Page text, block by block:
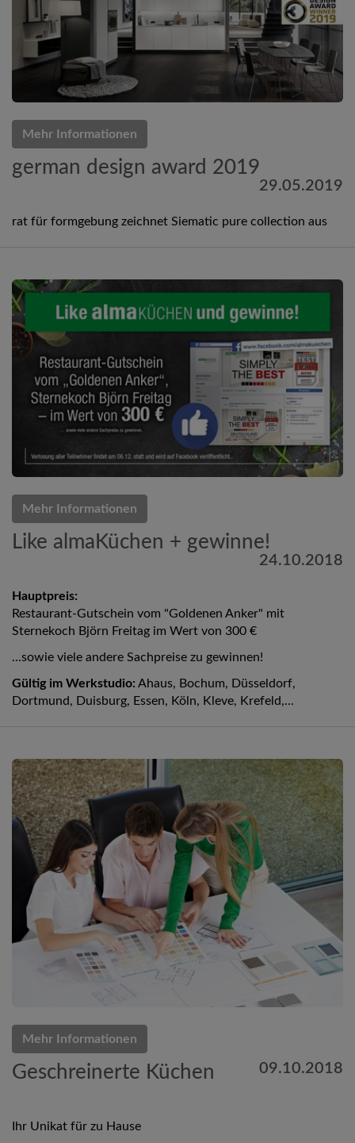
Mehr Informationen
german design award 2019
29.05.2019
rat für formgebung zeichnet Siematic pure collection aus
Mehr Informationen
Like almaKüchen + gewinne!
24.10.2018
Hauptpreis:
Restaurant-Gutschein vom "Goldenen Anker" mit
Sternekoch Björn Freitag im Wert von 300 €
...sowie viele andere Sachpreise zu gewinnen!
Gültig im Werkstudio: Ahaus, Bochum, Düsseldorf,
Dortmund, Duisburg, Essen, Köln, Kleve, Krefeld,...
Mehr Informationen
Geschreinerte Küchen 09.10.2018
Ihr Unikat für zu Hause